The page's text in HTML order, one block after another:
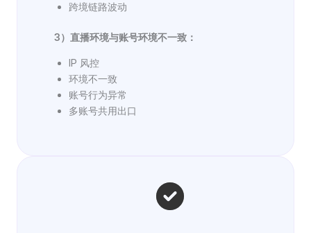
跨境链路波动
3）直播环境与账号环境不一致：
IP 风控
环境不一致
账号行为异常
多账号共用出口